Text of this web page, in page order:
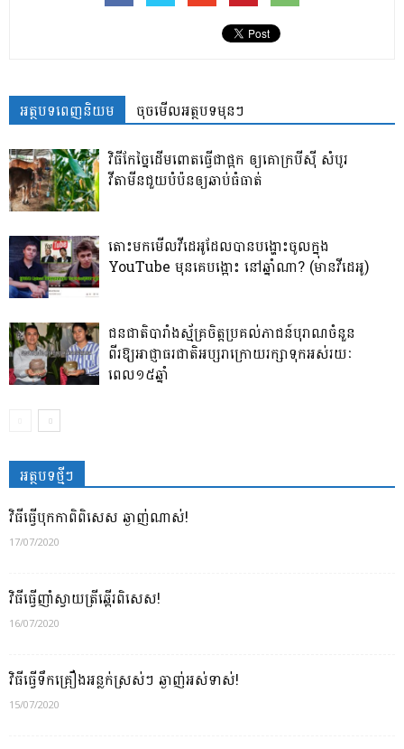
អត្ថបទពេញនិយម
ចុចមើលអត្ថបទមុនៗ
វិធីកែច្នៃដើមពោតធ្វើជាផ្អក ឲ្យគោក្របីស៊ី សំបូរ
វីតាមីនជួយបំប៉នឲ្យឆាប់ធំធាត់
តោះមកមើលវីដេអូដែលបានបង្ហោះចូលក្នុង
YouTube មុនគេបង្អោះ នៅឆ្នាំណា? (មានវីដេអូ)
ជនជាតិបារាំងស្ម័គ្រចិត្តប្រគល់ភាជន៍បុរាណចំនួន
ពីរឱ្យអាជ្ញាធរជាតិអប្សរាក្រោយរក្សាទុកអស់រយៈ
ពេល១៥ឆ្នាំ
អត្ថបទថ្មីៗ
វិធីធ្វើបុកកាពិពិសេស ឆ្ងាញ់ណាស់!
17/07/2020
វិធីធ្វើញាំស្វាយត្រីឆ្អើរពិសេស!
16/07/2020
វិធីធ្វើទឹកគ្រឿងអន្លក់ស្រស់ៗ ឆ្ងាញ់អស់ទាស់!
15/07/2020